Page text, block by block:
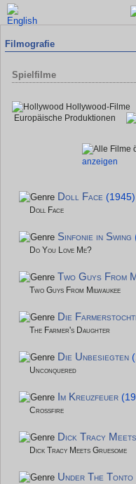
Filmografie
Spielfilme
Hollywood-Filme
Europäische Produktionen
anzeigen
Doll Face (1945)
Doll Face
Sinfonie in Swing
Do You Love Me?
Two Guys From
Two Guys From Milwaukee
Die
The Farmer's Daughter
Die Unbesiegten
Unconquered
Im Kreuzfeuer
Crossfire
Dick Tracy
Dick Tracy Meets Gruesome
Under The Tonto